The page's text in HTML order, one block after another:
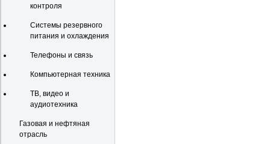
контроля
Системы резервного
питания и охлаждения
Телефоны и связь
Компьютерная техника
ТВ, видео и
аудиотехника
Газовая и нефтяная
отрасль